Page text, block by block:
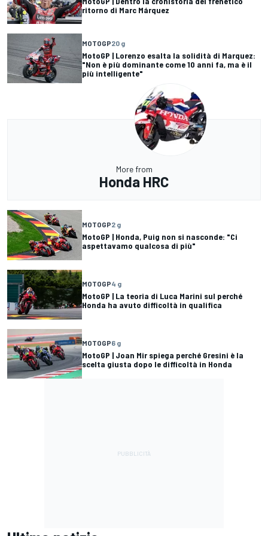
ritorno di Marc Márquez
MOTOGP20 g
MotoGP | Lorenzo esalta la solidità di Marquez:
"Non è più dominante come 10 anni fa, ma è il
più intelligente"
More from
Honda HRC
MOTOGP2 g
MotoGP | Honda, Puig non si nasconde: "Ci
aspettavamo qualcosa di più"
MOTOGP4 g
MotoGP | La teoria di Luca Marini sul perché
Honda ha avuto difficoltà in qualifica
MOTOGP6 g
MotoGP | Joan Mir spiega perché Gresini è la
scelta giusta dopo le difficoltà in Honda